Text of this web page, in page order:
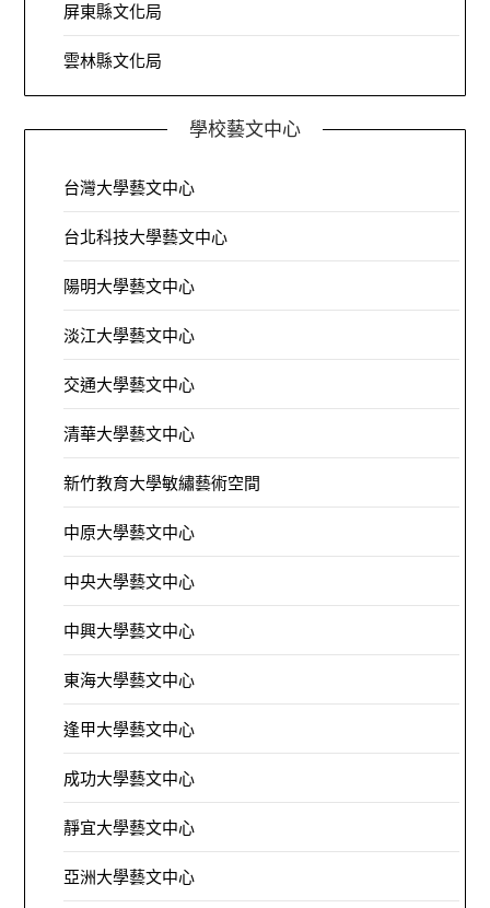
屏東縣文化局
雲林縣文化局
學校藝文中心
台灣大學藝文中心
台北科技大學藝文中心
陽明大學藝文中心
淡江大學藝文中心
交通大學藝文中心
清華大學藝文中心
新竹教育大學敏繡藝術空間
中原大學藝文中心
中央大學藝文中心
中興大學藝文中心
東海大學藝文中心
逢甲大學藝文中心
成功大學藝文中心
靜宜大學藝文中心
亞洲大學藝文中心